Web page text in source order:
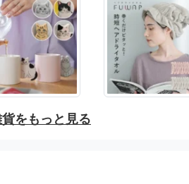
をもっと見る